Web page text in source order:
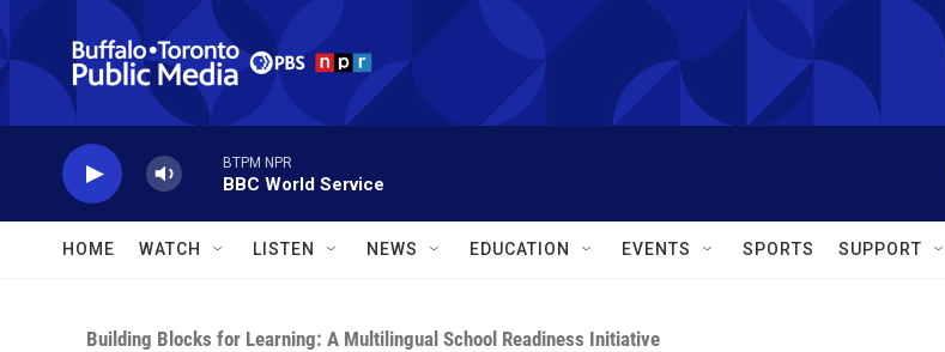
Skip to main content
BTPM NPR
BBC World Service
HOME WATCH LISTEN NEWS EDUCATION EVENTS SPORTS SUPPORT
Building Blocks for Learning: A Multilingual School Readiness Initiative